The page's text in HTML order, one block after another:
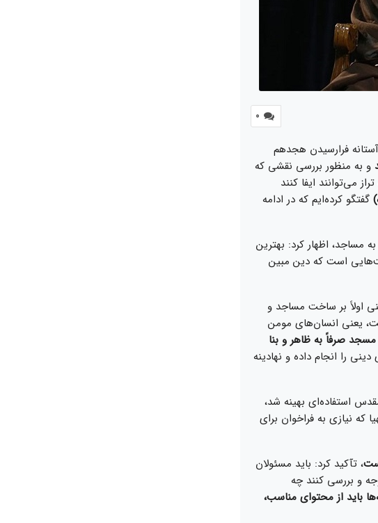
0
فرارسیدن هجدهم
و به منظور بررسی نقشی که
می‌توانند ایفا کنند
گفتگو کرده‌ایم که در ادامه
مساجد، اظهار کرد: بهترین
است که دین مبین
اولاً بر ساخت مساجد و
یعنی انسان‌های مومن
مسجد صرفاً به ظاهر و بنا
را انجام داده و نهادینه
استفاده‌ای بهینه شد،
که نیازی به فراخوان برای
، تآکید کرد: باید مسئولان
و بررسی کنند چه
باید از محتوای مناسب،